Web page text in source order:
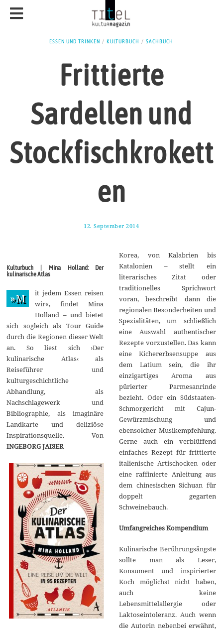
ESSEN UND TRINKEN / KULTURBUCH / SACHBUCH
Frittierte
Sardellen und
Stockfischkrokett
en
12. September 2014
t
e
m
b
r
0
1
Kulturbuch | Mina Holland: Der
kulinarische Atlas
»M
it jedem Essen reisen
wir«, findet Mina
Holland – und bietet
sich sogleich als Tour Guide
durch die Regionen dieser Welt
an. So liest sich ›Der
kulinarische Atlas‹ als
Reiseführer und
kulturgeschichtliche
Abhandlung, als
Nachschlagewerk und
Bibliographie, als imaginäre
Landkarte und deliziöse
Inspirationsquelle. Von
INGEBORG JAISER
Korea, von Kalabrien bis
Katalonien – stellt ein
literarisches Zitat oder
traditionelles Sprichwort
voran, beschreibt dann die
regionalen Besonderheiten und
Spezialitäten, um schließlich
eine Auswahl authentischer
Rezepte vorzustellen. Das kann
eine Kichererbsensuppe aus
dem Latium sein, die ihr
einzigartiges Aroma aus
pürierter Parmesanrinde
bezieht. Oder ein Südstaaten-
Schmorgericht mit Cajun-
Gewürzmischung und
ebensolcher Musikempfehlung.
Gerne auch ein verblüffend
einfaches Rezept für frittierte
italienische Artischocken oder
eine raffinierte Anleitung aus
dem chinesischen Sichuan für
doppelt gegarten
Schweinebauch.
Umfangreiches Kompendium
Kulinarische Berührungsängste
sollte man als Leser,
Konsument und inspirierter
Koch möglichst nicht haben,
auch keine
Lebensmittelallergie oder
Laktoseintoleranz. Auch wenn
die Autorin nebenbei erwähnt,